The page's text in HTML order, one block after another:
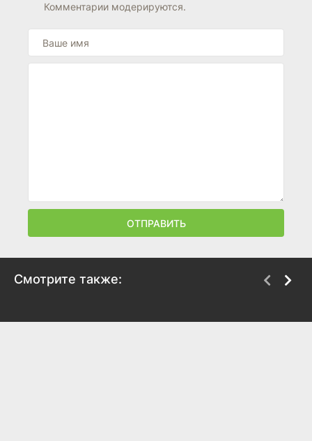
Комментарии модерируются.
ОТПРАВИТЬ
Смотрите также: